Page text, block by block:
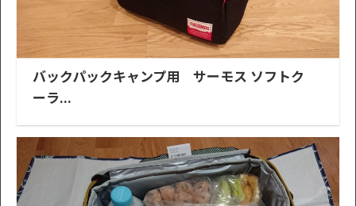
バックパックキャンプ用 サーモス ソフトク
ーラ...